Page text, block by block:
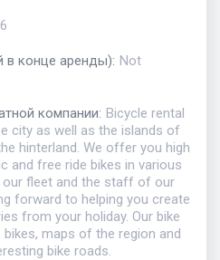
в конце аренды): Not
компании: Bicycle rental
city as well as the islands of
hinterland. We offer you high
and free ride bikes in various
our fleet and the staff of our
forward to helping you create
from your holiday. Our bike
maps of the region and
bike roads.